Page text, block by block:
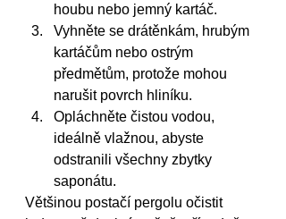
houbu nebo jemný kartáč.
Vyhněte se drátěnkám, hrubým
kartáčům nebo ostrým
předmětům, protože mohou
narušit povrch hliníku.
Opláchněte čistou vodou,
ideálně vlažnou, abyste
odstranili všechny zbytky
saponátu.
Většinou postačí pergolu očistit